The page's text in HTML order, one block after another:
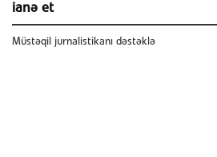
ianə et
Müstəqil jurnalistikanı dəstəklə